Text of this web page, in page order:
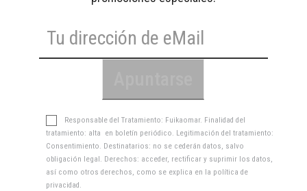
Responsable del Tratamiento: Fuikaomar. Finalidad del
tratamiento: alta en boletín periódico. Legitimación del tratamiento:
Consentimiento. Destinatarios: no se cederán datos, salvo
obligación legal. Derechos: acceder, rectificar y suprimir los datos,
así como otros derechos, como se explica en la política de
privacidad .